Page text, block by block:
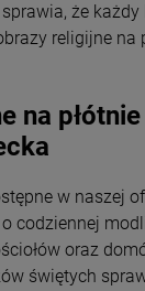
że
religijne
na
w naszej
codziennej
oraz
świętych